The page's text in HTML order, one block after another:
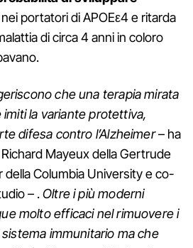
nei portatori di APOEε4 e ritarda
di circa 4 anni in coloro
che una terapia mirata
la variante protettiva,
difesa contro l’Alzheimer– ha
Mayeux della Gertrude
della Columbia University e co-
– .Oltre i più moderni
molto efficaci nel rimuovere i
immunitario ma che